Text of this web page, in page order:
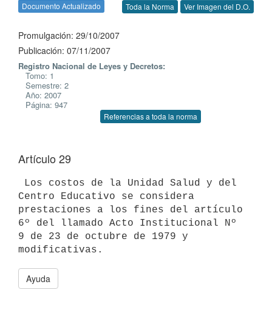
Documento Actualizado Toda la Norma Ver Imagen del D.O.
Promulgación: 29/10/2007
Publicación: 07/11/2007
Registro Nacional de Leyes y Decretos:
Tomo: 1
Semestre: 2
Año: 2007
Página: 947
Referencias a toda la norma
Artículo 29
Centro Educativo se considera
prestaciones a los fines del artículo
6º del llamado Acto Institucional Nº
9 de 23 de octubre de 1979 y
Ayuda